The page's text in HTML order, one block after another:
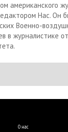
американского
Нас. Он
Военно-
в журналистике
О нас